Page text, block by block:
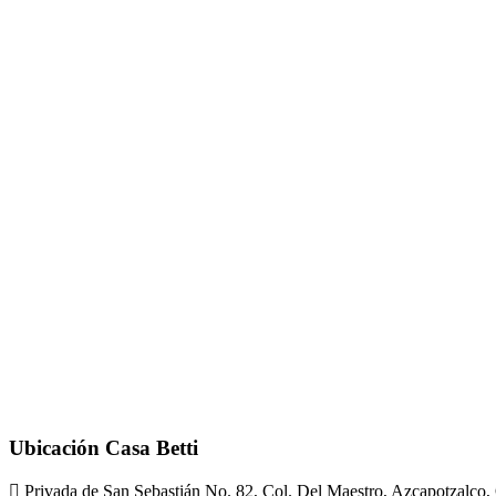
Ubicación Casa Betti
Privada de San Sebastián No. 82, Col. Del Maestro,